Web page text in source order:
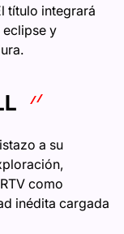
título integrará
y
a su
como
inédita cargada